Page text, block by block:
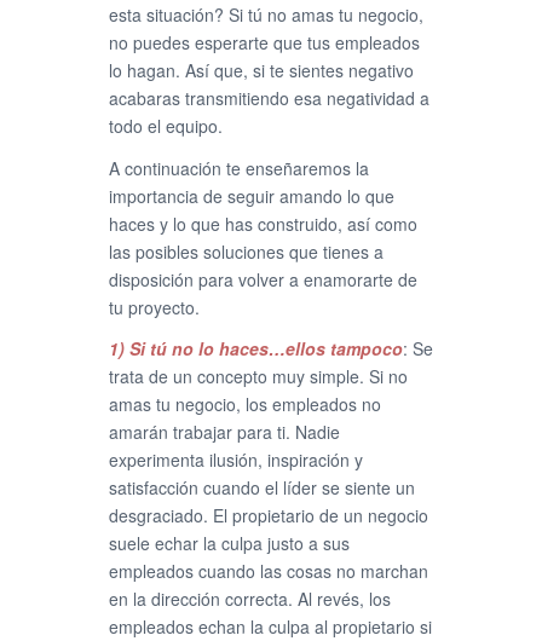
esta situación? Si tú no amas tu negocio,
no puedes esperarte que tus empleados
lo hagan. Así que, si te sientes negativo
acabaras transmitiendo esa negatividad a
todo el equipo.
A continuación te enseñaremos la
importancia de seguir amando lo que
haces y lo que has construido, así como
las posibles soluciones que tienes a
disposición para volver a enamorarte de
tu proyecto.
1) Si tú no lo haces…ellos tampoco: Se
trata de un concepto muy simple. Si no
amas tu negocio, los empleados no
amarán trabajar para ti. Nadie
experimenta ilusión, inspiración y
satisfacción cuando el líder se siente un
desgraciado. El propietario de un negocio
suele echar la culpa justo a sus
empleados cuando las cosas no marchan
en la dirección correcta. Al revés, los
empleados echan la culpa al propietario si